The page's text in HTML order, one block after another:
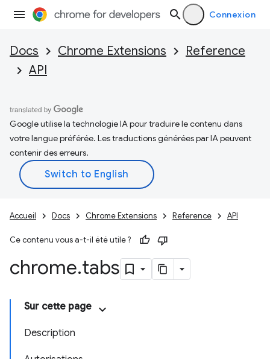
Connexion
Docs Chrome Extensions
Reference
API
Google utilise la technologie IA pour traduire le contenu dans
votre langue préférée. Les traductions générées par IA peuvent
contenir des erreurs.
Accueil Docs Chrome Extensions Reference API
Ce contenu vous a-t-il été utile ?
chrome.tabs
Sur cette page
Description